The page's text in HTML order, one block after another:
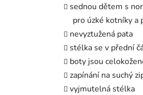
sednou dětem s
pro úzké kotníky a
nevyztužená pata
stélka se v přední
boty jsou
zapínání na suchý
vyjmutelná stélka